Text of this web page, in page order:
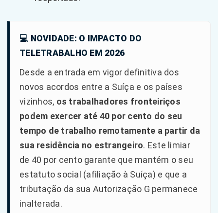
💻 NOVIDADE: O IMPACTO DO
TELETRABALHO EM 2026
Desde a entrada em vigor definitiva dos
novos acordos entre a Suíça e os países
vizinhos, os trabalhadores fronteiriços
podem exercer até 40 por cento do seu
tempo de trabalho remotamente a partir da
sua residência no estrangeiro. Este limiar
de 40 por cento garante que mantém o seu
estatuto social (afiliação à Suíça) e que a
tributação da sua Autorização G permanece
inalterada.